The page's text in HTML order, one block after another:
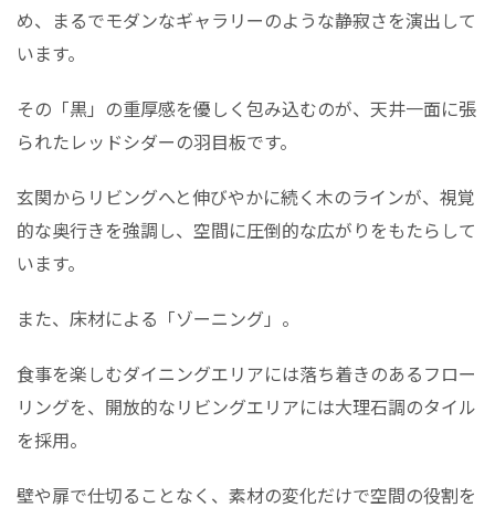
め、まるでモダンなギャラリーのような静寂さを演出して
います。
その「黒」の重厚感を優しく包み込むのが、天井一面に張
られたレッドシダーの羽目板です。
玄関からリビングへと伸びやかに続く木のラインが、視覚
的な奥行きを強調し、空間に圧倒的な広がりをもたらして
います。
また、床材による「ゾーニング」。
食事を楽しむダイニングエリアには落ち着きのあるフロー
リングを、開放的なリビングエリアには大理石調のタイル
を採用。
壁や扉で仕切ることなく、素材の変化だけで空間の役割を